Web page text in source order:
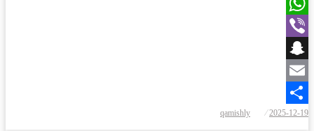
X
WhatsApp
Viber
Snapchat
Email
Share
نُشر
في
2025-12-19
qamishly